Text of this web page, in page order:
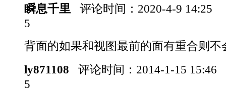
瞬息千里
评论时间： 2020-4-9 14:25
5
背面的如果和视图最前的面有重合则不
ly871108
评论时间： 2014-1-15 15:46
5